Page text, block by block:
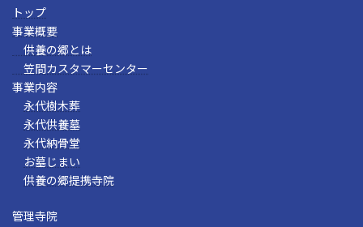
トップ
事業概要
供養の郷とは
笠間カスタマーセンター
事業内容
永代樹木葬
永代供養墓
永代納骨堂
お墓じまい
供養の郷提携寺院
管理寺院